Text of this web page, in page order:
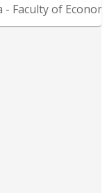
Faculty of